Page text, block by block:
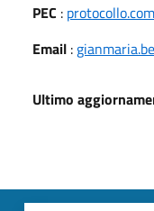
PEC :
Email :
Ultimo